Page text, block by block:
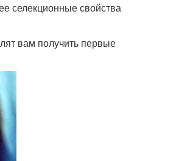
селекционные свойства
вам получить первые